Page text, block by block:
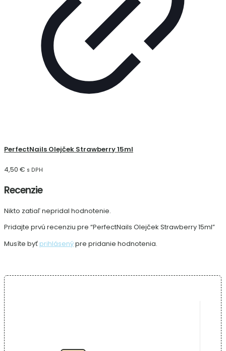
PerfectNails Olejček Strawberry 15ml
4,50 € s DPH
Recenzie
Nikto zatiaľ nepridal hodnotenie.
Pridajte prvú recenziu pre “PerfectNails Olejček Strawberry 15ml”
Musíte byť prihlásenýpre pridanie hodnotenia.